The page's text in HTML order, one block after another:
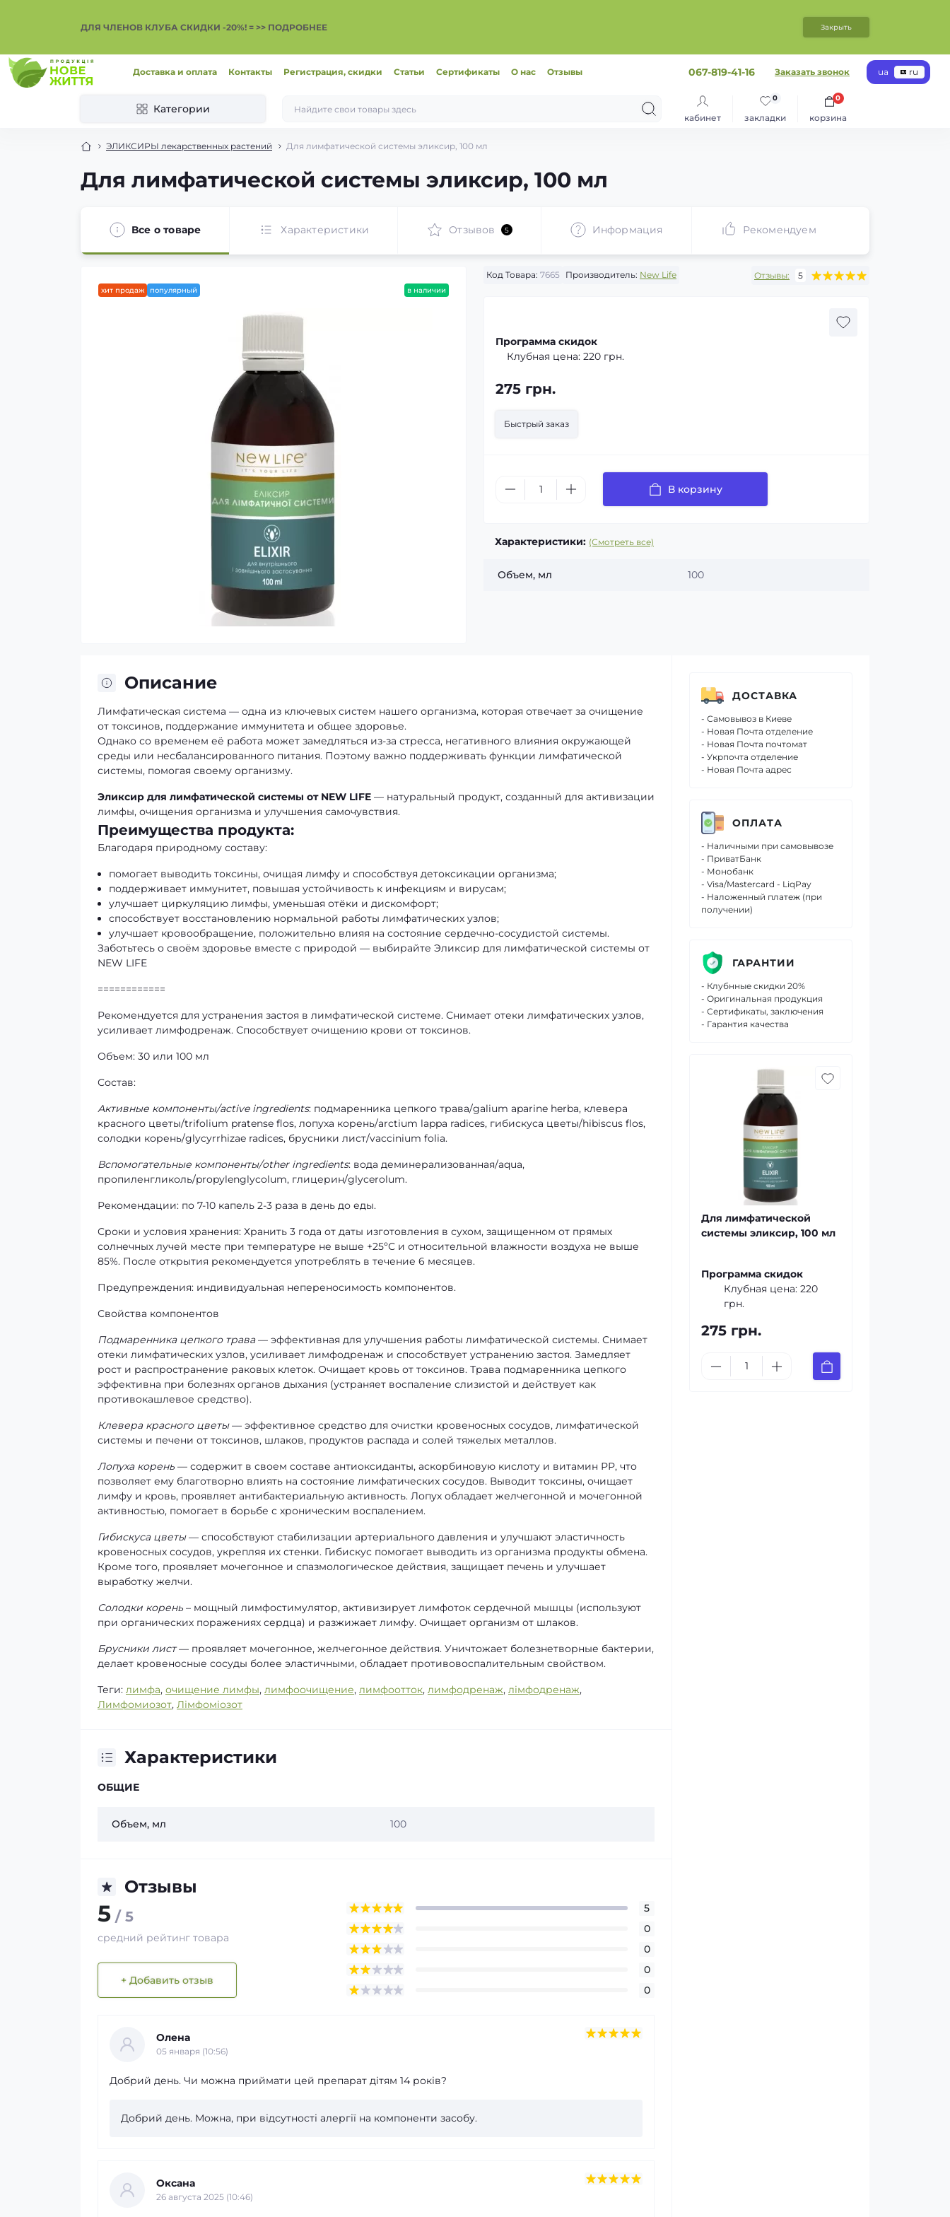
ДЛЯ ЧЛЕНОВ КЛУБА СКИДКИ -20%! = >> ПОДРОБНЕЕ Закрыть
Доставка и оплата Контакты Регистрация, скидки Статьи Сертификаты О нас Отзывы 067-819-41-16 Заказать звонок ua ru
Категории
кабинет закладки
0
корзина
0
ЭЛИКСИРЫ лекарственных растений Для лимфатической системы эликсир, 100 мл
Для лимфатической системы эликсир, 100 мл
Все о товаре Характеристики Отзывов 5 Информация Рекомендуем
хит продаж популярный в наличии
Код Товара: 7665 Производитель: New Life Отзывы: 5
Программа скидок
Клубная цена: 220 грн.
275 грн.
Быстрый заказ
В корзину
Характеристики: (Смотреть все)
Объем, мл 100
Описание
Лимфатическая система — одна из ключевых систем нашего организма, которая отвечает за очищение
от токсинов, поддержание иммунитета и общее здоровье.
Однако со временем её работа может замедляться из-за стресса, негативного влияния окружающей
среды или несбалансированного питания. Поэтому важно поддерживать функции лимфатической
системы, помогая своему организму.
Эликсир для лимфатической системы от NEW LIFE — натуральный продукт, созданный для активизации
лимфы, очищения организма и улучшения самочувствия.
Преимущества продукта:
Благодаря природному составу:
помогает выводить токсины, очищая лимфу и способствуя детоксикации организма;
поддерживает иммунитет, повышая устойчивость к инфекциям и вирусам;
улучшает циркуляцию лимфы, уменьшая отёки и дискомфорт;
способствует восстановлению нормальной работы лимфатических узлов;
улучшает кровообращение, положительно влияя на состояние сердечно-сосудистой системы.
Заботьтесь о своём здоровье вместе с природой — выбирайте Эликсир для лимфатической системы от
NEW LIFE
============
Рекомендуется для устранения застоя в лимфатической системе. Снимает отеки лимфатических узлов,
усиливает лимфодренаж. Способствует очищению крови от токсинов.
Объем: 30 или 100 мл
Состав:
Активные компоненты/active ingredients: подмаренника цепкого трава/galium aparine herba, клевера
красного цветы/trifolium pratense flos, лопуха корень/arctium lappa radices, гибискуса цветы/hibiscus flos,
солодки корень/glycyrrhizae radices, брусники лист/vaccinium folia.
Вспомогательные компоненты/other ingredients: вода деминерализованная/aqua,
пропиленгликоль/propylenglycolum, глицерин/glycerolum.
Рекомендации: по 7-10 капель 2-3 раза в день до еды.
Сроки и условия хранения: Хранить 3 года от даты изготовления в сухом, защищенном от прямых
солнечных лучей месте при температуре не выше +25ºС и относительной влажности воздуха не выше
85%. После открытия рекомендуется употреблять в течение 6 месяцев.
Предупреждения: индивидуальная непереносимость компонентов.
Свойства компонентов
Подмаренника цепкого трава— эффективная для улучшения работы лимфатической системы. Снимает
отеки лимфатических узлов, усиливает лимфодренаж и способствует устранению застоя. Замедляет
рост и распространение раковых клеток. Очищает кровь от токсинов. Трава подмаренника цепкого
эффективна при болезнях органов дыхания (устраняет воспаление слизистой и действует как
противокашлевое средство).
Клевера красного цветы— эффективное средство для очистки кровеносных сосудов, лимфатической
системы и печени от токсинов, шлаков, продуктов распада и солей тяжелых металлов.
Лопуха корень — содержит в своем составе антиоксиданты, аскорбиновую кислоту и витамин РР, что
позволяет ему благотворно влиять на состояние лимфатических сосудов. Выводит токсины, очищает
лимфу и кровь, проявляет антибактериальную активность. Лопух обладает желчегонной и мочегонной
активностью, помогает в борьбе с хроническим воспалением.
Гибискуса цветы— способствуют стабилизации артериального давления и улучшают эластичность
кровеносных сосудов, укрепляя их стенки. Гибискус помогает выводить из организма продукты обмена.
Кроме того, проявляет мочегонное и спазмологическое действия, защищает печень и улучшает
выработку желчи.
Солодки корень – мощный лимфостимулятор, активизирует лимфоток сердечной мышцы (используют
при органических поражениях сердца) и разжижает лимфу. Очищает организм от шлаков.
Брусники лист— проявляет мочегонное, желчегонное действия. Уничтожает болезнетворные бактерии,
делает кровеносные сосуды более эластичными, обладает противовоспалительным свойством.
Теги: лимфа, очищение лимфы, лимфоочищение, лимфоотток, лимфодренаж, лімфодренаж,
Лимфомиозот, Лімфоміозот
Характеристики
ОБЩИЕ
Объем, мл 100
Отзывы
5 / 5
средний рейтинг товара
+ Добавить отзыв
5
0
0
0
0
Олена
05 января (10:56)
Добрий день. Чи можна приймати цей препарат дітям 14 років?
Добрий день. Можна, при відсутності алергії на компоненти засобу.
Оксана
26 августа 2025 (10:46)
ДОСТАВКА
- Самовывоз в Киеве
- Новая Почта отделение
- Новая Почта почтомат
- Укрпочта отделение
- Новая Почта адрес
ОПЛАТА
- Наличными при самовывозе
- ПриватБанк
- Монобанк
- Visa/Mastercard - LiqPay
- Наложенный платеж (при
получении)
ГАРАНТИИ
- Клубнные скидки 20%
- Оригинальная продукция
- Сертификаты, заключения
- Гарантия качества
Для лимфатической
системы эликсир, 100 мл
Программа скидок
Клубная цена: 220
грн.
275 грн.